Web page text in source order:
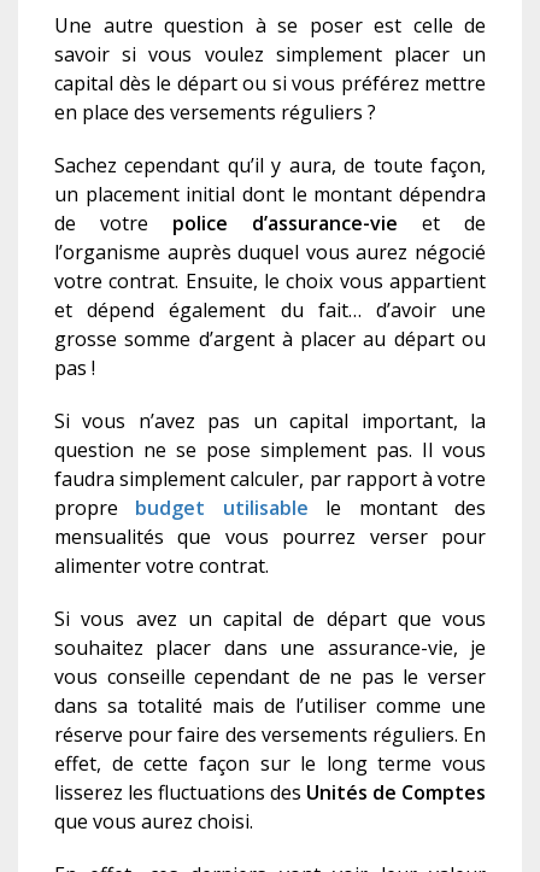
Une autre question à se poser est celle de
savoir si vous voulez simplement placer un
capital dès le départ ou si vous préférez mettre
en place des versements réguliers ?
Sachez cependant qu’il y aura, de toute façon,
un placement initial dont le montant dépendra
de votre police d’assurance-vie et de
l’organisme auprès duquel vous aurez négocié
votre contrat. Ensuite, le choix vous appartient
et dépend également du fait… d’avoir une
grosse somme d’argent à placer au départ ou
pas !
Si vous n’avez pas un capital important, la
question ne se pose simplement pas. Il vous
faudra simplement calculer, par rapport à votre
propre
budget utilisable
le montant des
mensualités que vous pourrez verser pour
alimenter votre contrat.
Si vous avez un capital de départ que vous
souhaitez placer dans une assurance-vie, je
vous conseille cependant de ne pas le verser
dans sa totalité mais de l’utiliser comme une
réserve pour faire des versements réguliers. En
effet, de cette façon sur le long terme vous
lisserez les fluctuations des Unités de Comptes
que vous aurez choisi.